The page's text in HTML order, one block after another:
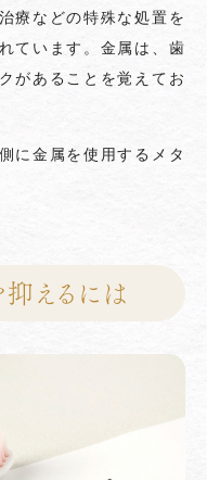
療などの特殊な処置を
ています。金属は、歯
があることを覚えてお
に金属を使用するメタ
抑えるには